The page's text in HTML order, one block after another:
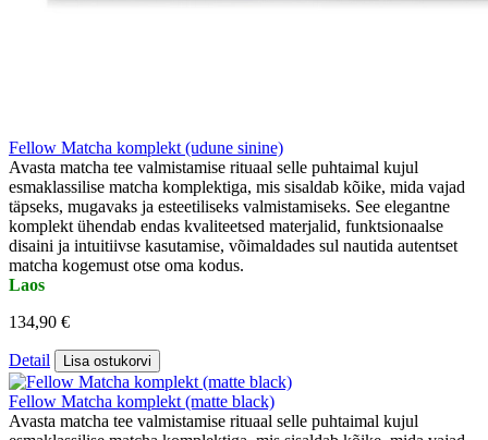
Fellow Matcha komplekt (udune sinine)
Avasta matcha tee valmistamise rituaal selle puhtaimal kujul
esmaklassilise matcha komplektiga, mis sisaldab kõike, mida vajad
täpseks, mugavaks ja esteetiliseks valmistamiseks. See elegantne
komplekt ühendab endas kvaliteetsed materjalid, funktsionaalse
disaini ja intuitiivse kasutamise, võimaldades sul nautida autentset
matcha kogemust otse oma kodus.
Laos
134,90 €
Detail Lisa ostukorvi
Fellow Matcha komplekt (matte black)
Avasta matcha tee valmistamise rituaal selle puhtaimal kujul